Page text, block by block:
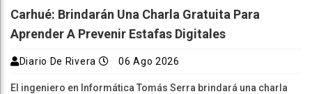
Carhué: Brindarán Una Charla Gratuita Para
Aprender A Prevenir Estafas Digitales
Diario De Rivera 06 Ago 2026
El ingeniero en Informática Tomás Serra brindará una charla